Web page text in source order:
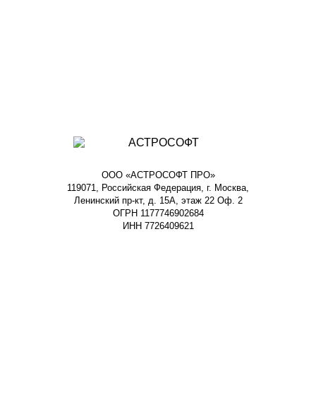
ООО «АСТРОСОФТ ПРО»
119071, Российская Федерация, г. Москва,
Ленинский пр-кт, д. 15А, этаж 22 Оф. 2
ОГРН 1177746902684
ИНН 7726409621